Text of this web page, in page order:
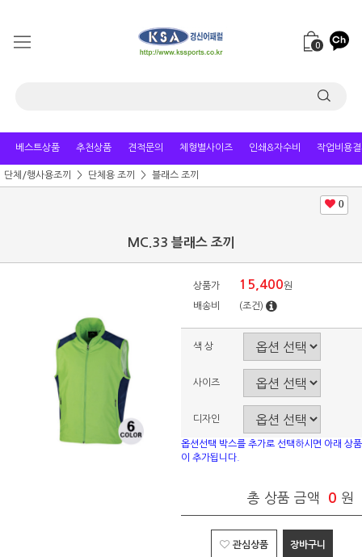
0
베스트상품 추천상품 견적문의 체형별사이즈 인쇄&자수비 작업비용
단체/행사용조끼 단체용 조끼 블래스 조끼
0
MC.33 블래스 조끼
상품가 15,400원
배송비 (조건)
색 상
사이즈
디자인
옵션선택 박스를 추가로 선택하시면 아래 상품
이 추가됩니다.
총 상품 금액 0 원
관심상품 장바구니